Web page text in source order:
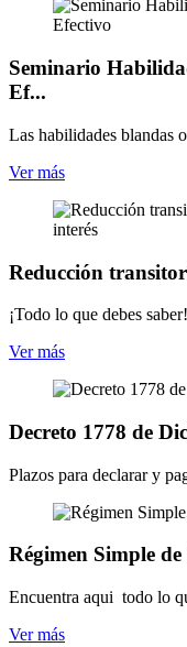
Seminario
Ef...
Las habilidades blandas
Ver más
Reducción
¡Todo lo que debes saber!
Ver más
Decreto 1778 de
Plazos para declarar y
Régimen Simple
Encuentra aqui todo lo
Ver más